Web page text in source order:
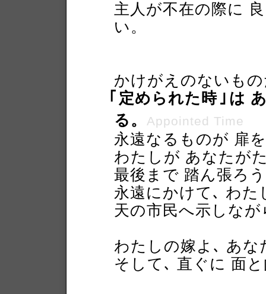
主人が不在の際に
い。
かけがえのないも
｢ 定められた時 ｣ は
る。 Appointed Time
永遠なるものが 扉
わたしが あなたが
最後まで 踏ん張ろ
永遠にかけて､ わ
天の市民へ示しな
わたしの嫁よ､ あ
そして､ 直ぐに 面